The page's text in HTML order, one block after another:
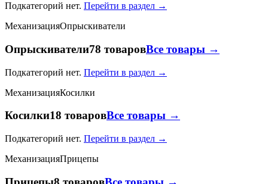
Подкатегорий нет. Перейти в раздел →
МеханизацияОпрыскиватели
Опрыскиватели78 товаровВсе товары →
Подкатегорий нет. Перейти в раздел →
МеханизацияКосилки
Косилки18 товаровВсе товары →
Подкатегорий нет. Перейти в раздел →
МеханизацияПрицепы